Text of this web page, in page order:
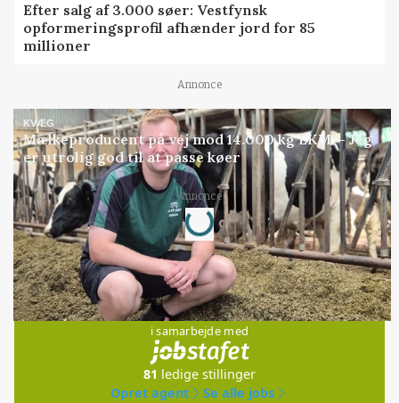
Efter salg af 3.000 søer: Vestfynsk
opformeringsprofil afhænder jord for 85
millioner
Annonce
KVÆG
Mælkeproducent på vej mod 14.000 kg EKM: - Jeg
er utrolig god til at passe køer
Annonce
Loading...
Jobs
i samarbejde med
81 ledige stillinger
Opret agent
Se alle jobs